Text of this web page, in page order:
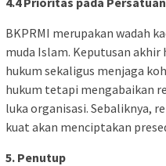
BKPRMI merupakan wadah
muda Islam. Keputusan
hukum sekaligus menjaga
hukum tetapi mengabaikan
luka organisasi. Sebaliknya,
kuat akan menciptakan
5. Penutup